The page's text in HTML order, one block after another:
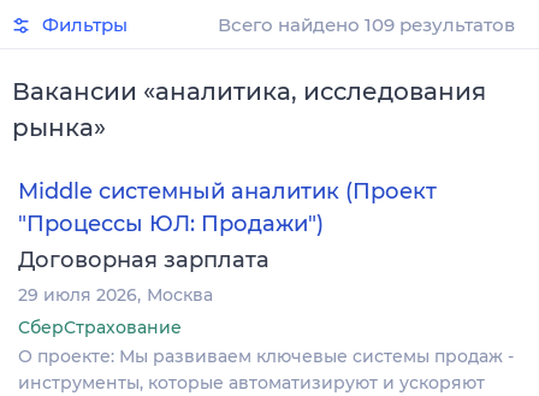
Фильтры Всего найдено 109 результатов
Вакансии «аналитика, исследования
рынка»
Middle системный аналитик (Проект
"Процессы ЮЛ: Продажи")
Договорная зарплата
29 июля 2026 Москва
СберСтрахование
О проекте: Мы развиваем ключевые системы продаж -
инструменты, которые автоматизируют и ускоряют